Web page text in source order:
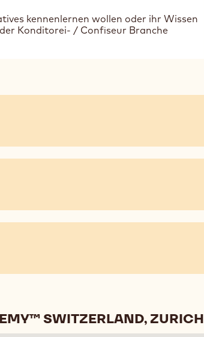
kennenlernen wollen oder ihr Wissen
Konditorei- / Confiseur Branche
SWITZERLAND, ZURICH